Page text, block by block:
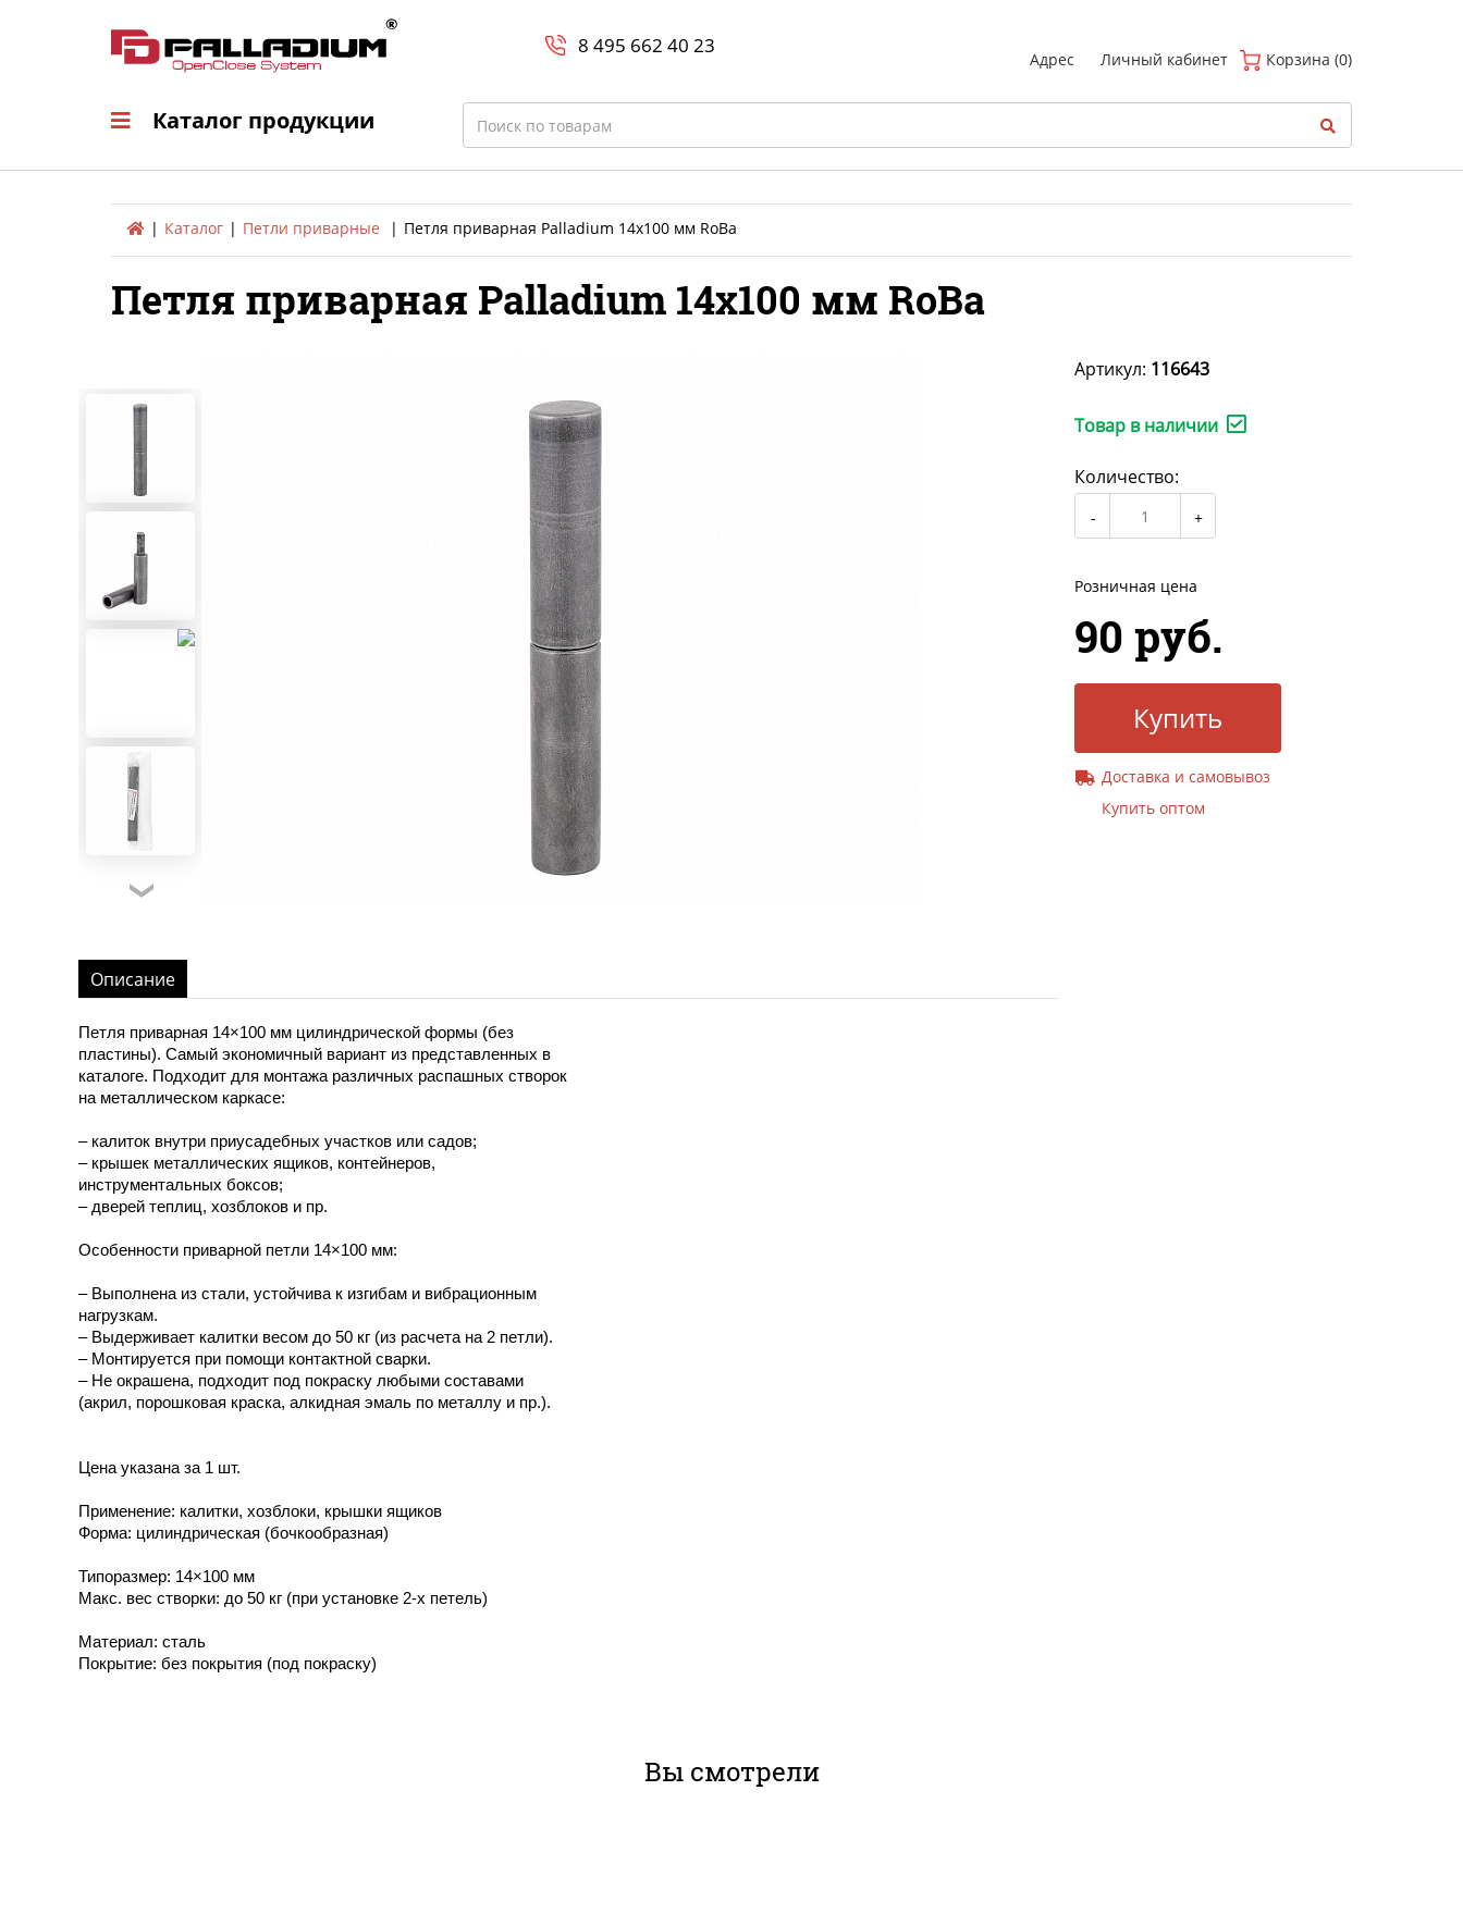
Каталог продукции 8 800-700-23-35
8 495 662 40 23
Адрес Личный кабинет Корзина (0)
Каталог продукции Search
Каталог Петли приварные Петля приварная Palladium 14x100 мм RoBa
Петля приварная Palladium 14x100 мм RoBa
Артикул: 116643
Товар в наличии
Количество:
Розничная цена
90 руб.
Купить
Доставка и самовывоз
Купить оптом
Описание
Петля приварная 14×100 мм цилиндрической формы (без
пластины). Самый экономичный вариант из представленных в
каталоге. Подходит для монтажа различных распашных створок
на металлическом каркасе:
– калиток внутри приусадебных участков или садов;
– крышек металлических ящиков, контейнеров,
инструментальных боксов;
– дверей теплиц, хозблоков и пр.
Особенности приварной петли 14×100 мм:
– Выполнена из стали, устойчива к изгибам и вибрационным
нагрузкам.
– Выдерживает калитки весом до 50 кг (из расчета на 2 петли).
– Монтируется при помощи контактной сварки.
– Не окрашена, подходит под покраску любыми составами
(акрил, порошковая краска, алкидная эмаль по металлу и пр.).
Цена указана за 1 шт.
Применение: калитки, хозблоки, крышки ящиков
Форма: цилиндрическая (бочкообразная)
Типоразмер: 14×100 мм
Макс. вес створки: до 50 кг (при установке 2-х петель)
Материал: сталь
Покрытие: без покрытия (под покраску)
Вы смотрели